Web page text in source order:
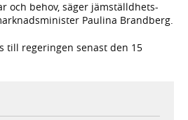
och behov, säger jämställdhets-
Paulina Brandberg.
till regeringen senast den 15